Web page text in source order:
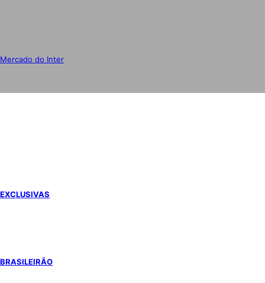
Mercado do Inter
EXCLUSIVAS
BRASILEIRÃO